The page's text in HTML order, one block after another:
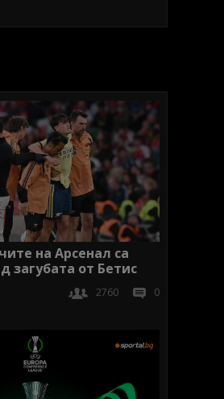
на Арсенал са
загубата от Бетис
2760 0